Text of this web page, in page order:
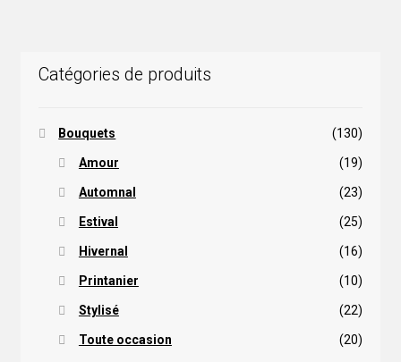
Catégories de produits
Bouquets (130)
Amour (19)
Automnal (23)
Estival (25)
Hivernal (16)
Printanier (10)
Stylisé (22)
Toute occasion (20)